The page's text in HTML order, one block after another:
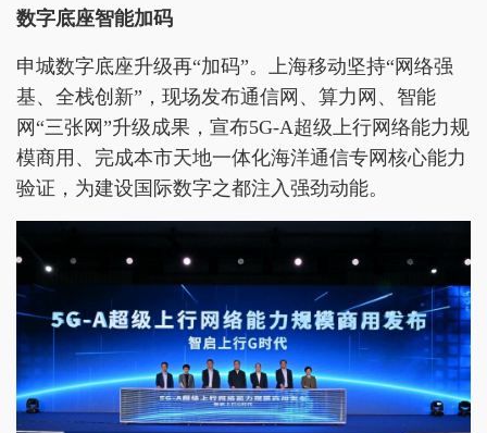
数字底座智能加码
申城数字底座升级再“加码”。上海移动坚持“网络强
基、全栈创新”，现场发布通信网、算力网、智能
网“三张网”升级成果，宣布5G-A超级上行网络能力规
模商用、完成本市天地一体化海洋通信专网核心能力
验证，为建设国际数字之都注入强劲动能。